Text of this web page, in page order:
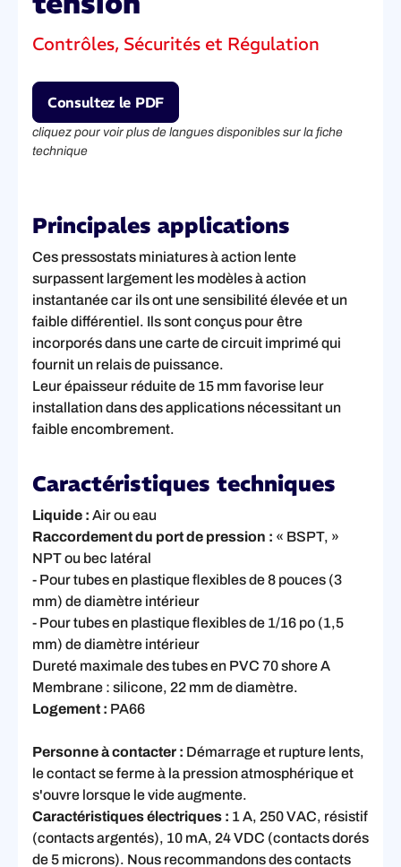
Contrôles, Sécurités et Régulation
Consultez le PDF
cliquez pour voir plus de langues disponibles sur la fiche
technique
Principales applications
Ces pressostats miniatures à action lente
surpassent largement les modèles à action
instantanée car ils ont une sensibilité élevée et un
faible différentiel. Ils sont conçus pour être
incorporés dans une carte de circuit imprimé qui
fournit un relais de puissance.
Leur épaisseur réduite de 15 mm favorise leur
installation dans des applications nécessitant un
faible encombrement.
Caractéristiques techniques
Liquide : Air ou eau
Raccordement du port de pression : « BSPT, »
NPT ou bec latéral
- Pour tubes en plastique flexibles de 8 pouces (3
mm) de diamètre intérieur
- Pour tubes en plastique flexibles de 1/16 po (1,5
mm) de diamètre intérieur
Dureté maximale des tubes en PVC 70 shore A
Membrane : silicone, 22 mm de diamètre.
Logement : PA66
Personne à contacter : Démarrage et rupture lents,
le contact se ferme à la pression atmosphérique et
s'ouvre lorsque le vide augmente.
Caractéristiques électriques : 1 A, 250 VAC, résistif
(contacts argentés), 10 mA, 24 VDC (contacts dorés
de 5 microns). Nous recommandons des contacts